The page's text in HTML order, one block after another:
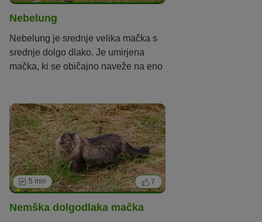
Nebelung
Nebelung je srednje velika mačka s
srednje dolgo dlako. Je umirjena
mačka, ki se običajno naveže na eno
5 min 7
Nemška dolgodlaka mačka